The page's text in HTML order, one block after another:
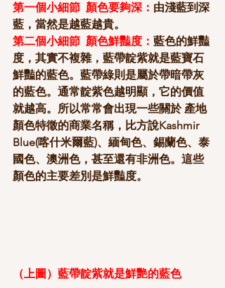
第一個小細節  顏色要夠深： 由淺藍到深
藍，當然是越藍越貴。
第二個小細節  顏色鮮豔度： 藍色的鮮豔
度，其實不複雜，藍帶靛紫就是藍寶石
鮮豔的藍色。藍帶綠則是屬於帶暗帶灰
的藍色。通常靛紫色越明顯，它的價值
就越高。所以常常會出現一些關於 產地
顏色特徵的商業名稱，比方說Kashmir
Blue(喀什米爾藍)、緬甸色、錫蘭色、泰
國色、澳洲色，甚至還有非洲色。這些
顏色的主要差別是鮮豔度。
（上圖）藍帶靛紫就是鮮艷的藍色